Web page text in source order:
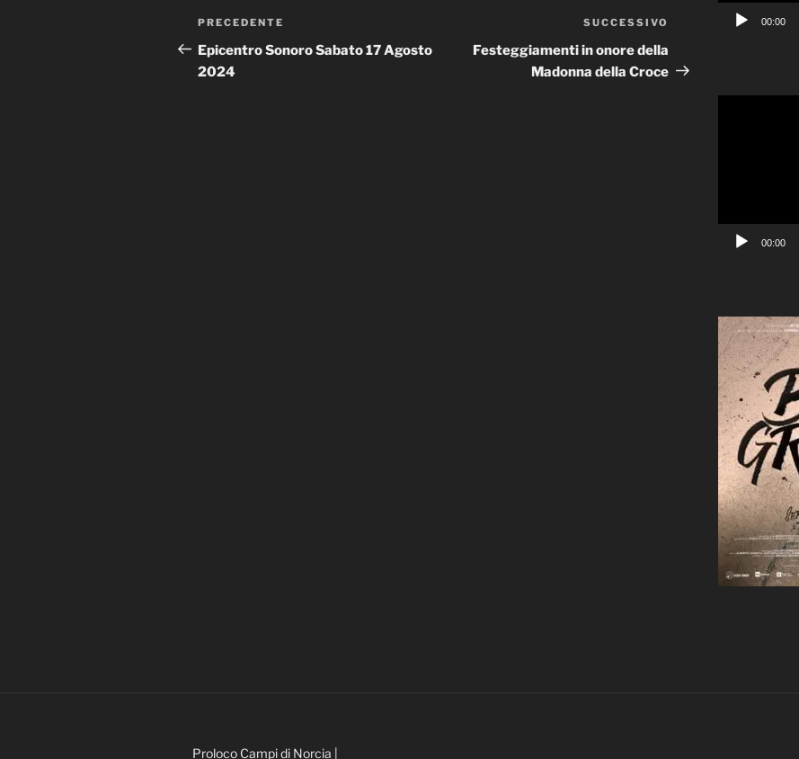
Navigazione
articoli
Articolo
precedente:
PRECEDENTE
Epicentro Sonoro Sabato 17 Agosto
2024
SUCCESSIVO
Festeggiamenti in onore della
Madonna della Croce
00:00
00:00
Proloco Campi di Norcia |